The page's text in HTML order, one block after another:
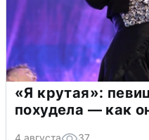
«Я крутая»:
похудела — как